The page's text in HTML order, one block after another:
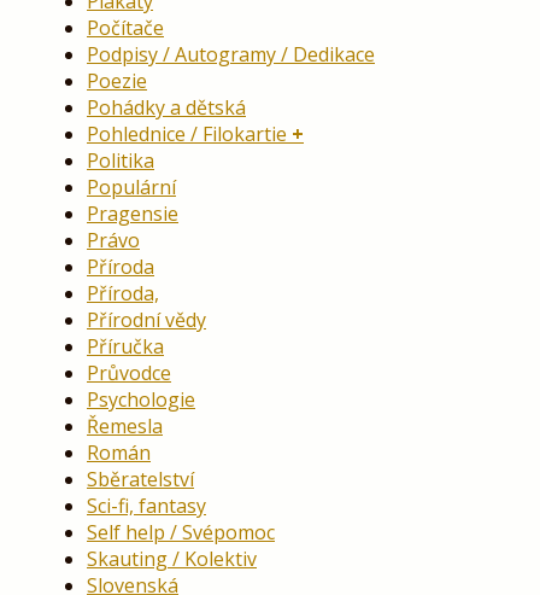
Počítače
Podpisy / Autogramy / Dedikace
Poezie
Pohádky a dětská
Pohlednice / Filokartie
Politika
Populární
Pragensie
Právo
Příroda
Příroda,
Přírodní vědy
Příručka
Průvodce
Psychologie
Řemesla
Román
Sběratelství
Sci-fi, fantasy
Self help / Svépomoc
Skauting / Kolektiv
Slovenská